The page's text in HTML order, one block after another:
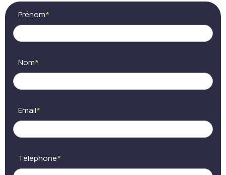
(FR) -
Cocon
visio
Prénom*
Nom*
Email*
Téléphone*
vous
êtes
un
remplissez
pas
ce